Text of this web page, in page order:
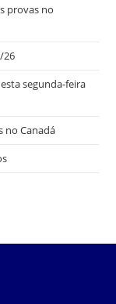
provas no
26
segunda-feira
no Canadá